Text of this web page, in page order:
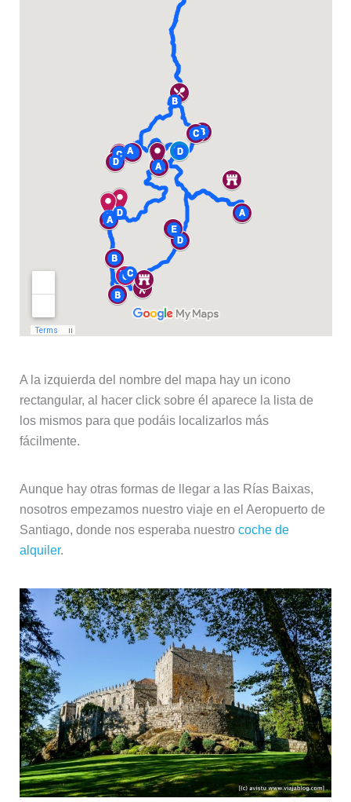
A la izquierda del nombre del mapa hay un icono
rectangular, al hacer click sobre él aparece la lista de
los mismos para que podáis localizarlos más
fácilmente.
Aunque hay otras formas de llegar a las Rías Baixas,
nosotros empezamos nuestro viaje en el Aeropuerto de
Santiago, donde nos esperaba nuestro coche de
alquiler.